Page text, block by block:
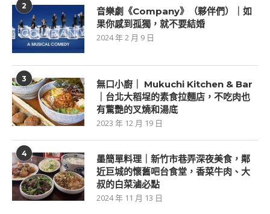
2
音樂劇《Company》（夥伴們）｜如
果你感到孤獨，就不要結婚
2024 年 2 月 9 日
3
無口小廚｜ Mukuchi Kitchen & Bar
｜台北大稻埕的素食拉麵店，不吃肉也
有驚艷的叉燒和湯底
2023 年 12 月 19 日
4
墨簡單料理｜新竹市巷弄深夜美食，鄰
近巨城的懷舊吧台食堂，香菜牛肉、大
叔的白菜滷必點
2024 年 11 月 13 日